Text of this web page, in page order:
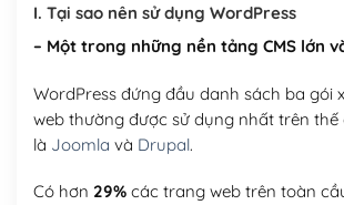
Hosting 5GB SSD (1 năm)
I. Tại sao nên sử dụng WordPress
– Một trong những nền tảng CMS lớn
WordPress đứng đầu danh sách ba gói
web thường được sử dụng nhất trên thế
là Joomla và Drupal.
Có hơn 29%các trang web trên toàn